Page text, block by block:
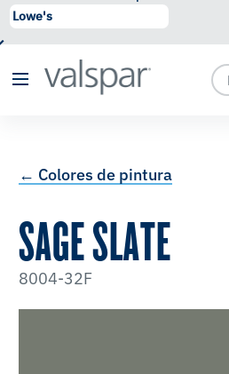
se ha agregado a
← Colores de pintura
SAGE SLATE
8004-32F